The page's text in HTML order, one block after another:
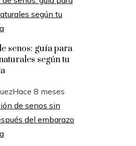
senos: guía para
según tu
Hace 8 meses